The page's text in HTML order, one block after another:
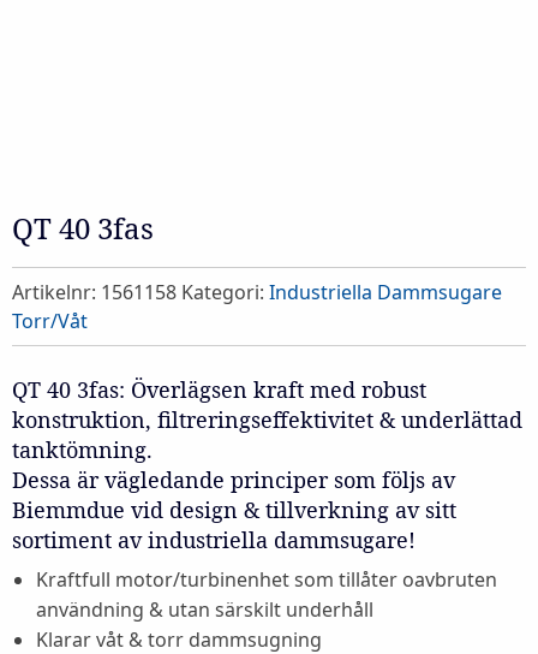
QT 40 3fas
Artikelnr: 1561158 Kategori: Industriella Dammsugare
Torr/Våt
QT 40 3fas: Överlägsen kraft med robust
konstruktion, filtreringseffektivitet & underlättad
tanktömning.
Dessa är vägledande principer som följs av
Biemmdue vid design & tillverkning av sitt
sortiment av industriella dammsugare!
Kraftfull motor/turbinenhet som tillåter oavbruten
användning & utan särskilt underhåll
Klarar våt & torr dammsugning